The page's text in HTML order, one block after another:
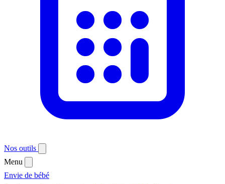
Nos outils
Menu
Envie de bébé